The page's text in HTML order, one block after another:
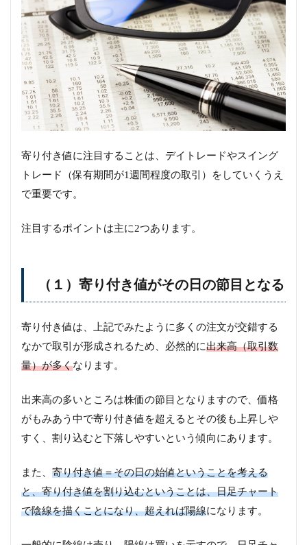
寄り付き値に注目することは、デイトレードやスイング
トレード（保有期間が1週間程度の取引）をしていくうえ
で重要です。
注目するポイントは主に2つあります。
（１）寄り付き値がその日の節目となる
寄り付き値は、上記でみたように多くの注文が交錯する
なかで取引が形成されるため、必然的に出来高（取引数
量）が多くなります。
出来高の多いところは株価の節目となりますので、価格
がもみあう中で寄り付き値を超えるとその後も上昇しや
すく、割り込むと下落しやすいという傾向にあります。
また、 寄り付き値＝その日の始値ということを考える
と、寄り付き値を割り込むということは、日足チャート
で陰線を描くことになり、超えれば陽線になります。